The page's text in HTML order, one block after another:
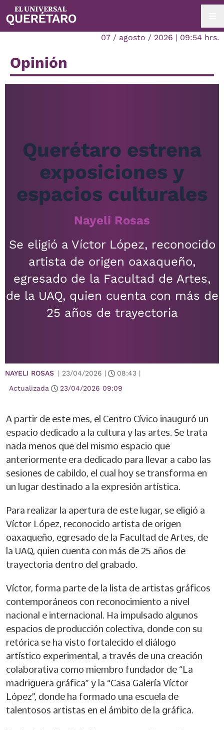
07 / agosto / 2026 | 09:54 hrs.
Opinión
Querétaro estrena
exposiciones y
espacios culturales
Nayeli Rosas
Se eligió a Víctor López, reconocido
artista de origen oaxaqueño,
egresado de la Facultad de Artes,
de la UAQ, quien cuenta con más de
25 años de trayectoria
NAYELI ROSAS | 23/04/2026 | 08:43 |
Actualizada
23/04/2026 09:09
A partir de este mes, el Centro Cívico inauguró un
espacio dedicado a la cultura y las artes. Se trata
nada menos que del mismo espacio que
anteriormente era dedicado para llevar a cabo las
sesiones de cabildo, el cual hoy se transforma en
un lugar destinado a la expresión artística.
Para realizar la apertura de este lugar, se eligió a
Víctor López, reconocido artista de origen
oaxaqueño, egresado de la Facultad de Artes, de
la UAQ, quien cuenta con más de 25 años de
trayectoria dentro del grabado.
Víctor, forma parte de la lista de artistas gráficos
contemporáneos con reconocimiento a nivel
nacional e internacional. Ha impulsado algunos
espacios de producción colectiva, donde con su
retórica se ha visto fortalecido el diálogo
artístico experimental, a través de una creación
colaborativa como miembro fundador de “La
madriguera gráfica” y la “Casa Galería Víctor
López”, donde ha formado una escuela de
talentosos artistas en el ámbito de la gráfica.